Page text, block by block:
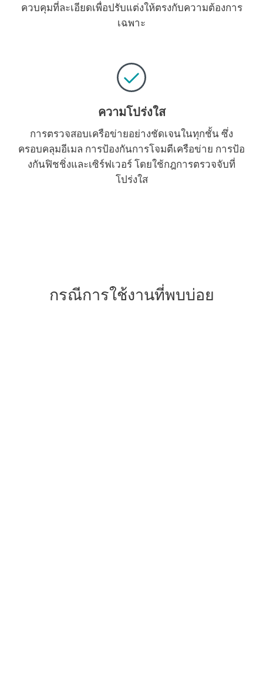
ควบคุมที่ละเอียดเพื่อปรับแต่งให้ตรงกับความต้องการ
เฉพาะ
ความโปร่งใส
การตรวจสอบเครือข่ายอย่างชัดเจนในทุกชั้น ซึ่ง
ครอบคลุมอีเมล การป้องกันการโจมตีเครือข่าย การป้อ
งกันฟิชชิ่งและเซิร์ฟเวอร์ โดยใช้กฎการตรวจจับที่
โปร่งใส
กรณีการใช้งานที่พบบ่อย